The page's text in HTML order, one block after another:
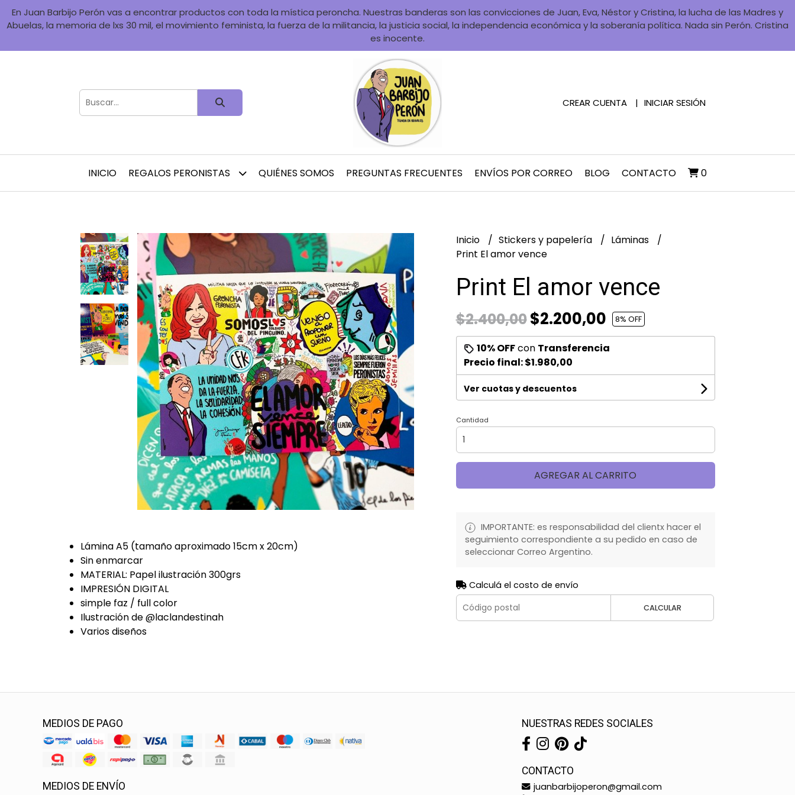
En Juan Barbijo Perón vas a encontrar productos con toda la mística peroncha. Nuestras banderas son las convicciones de Juan, Eva, Néstor y Cristina, la lucha de las Madres y
Abuelas, la memoria de lxs 30 mil, el movimiento feminista, la fuerza de la militancia, la justicia social, la independencia económica y la soberanía política. Nada sin Perón. Cristina
es inocente.
CREAR CUENTA INICIAR SESIÓN
INICIO REGALOS PERONISTAS QUIÉNES SOMOS PREGUNTAS FRECUENTES ENVÍOS POR CORREO BLOG CONTACTO 0
Lámina A5 (tamaño aproximado 15cm x 20cm)
Sin enmarcar
MATERIAL: Papel ilustración 300grs
IMPRESIÓN DIGITAL
simple faz / full color
Ilustración de @laclandestinah
Varios diseños
Inicio Stickers y papelería
Láminas
Print El amor vence
Print El amor vence
$2.400,00$2.200,00 8% OFF
10% OFFcon Transferencia
Precio final:$1.980,00
Ver cuotas y descuentos
Cantidad
AGREGAR AL CARRITO
IMPORTANTE: es responsabilidad del clientx hacer el
seguimiento correspondiente a su pedido en caso de
seleccionar Correo Argentino.
Calculá el costo de envío
CALCULAR
MEDIOS DE PAGO
MEDIOS DE ENVÍO
NUESTRAS REDES SOCIALES
CONTACTO
juanbarbijoperon@gmail.com